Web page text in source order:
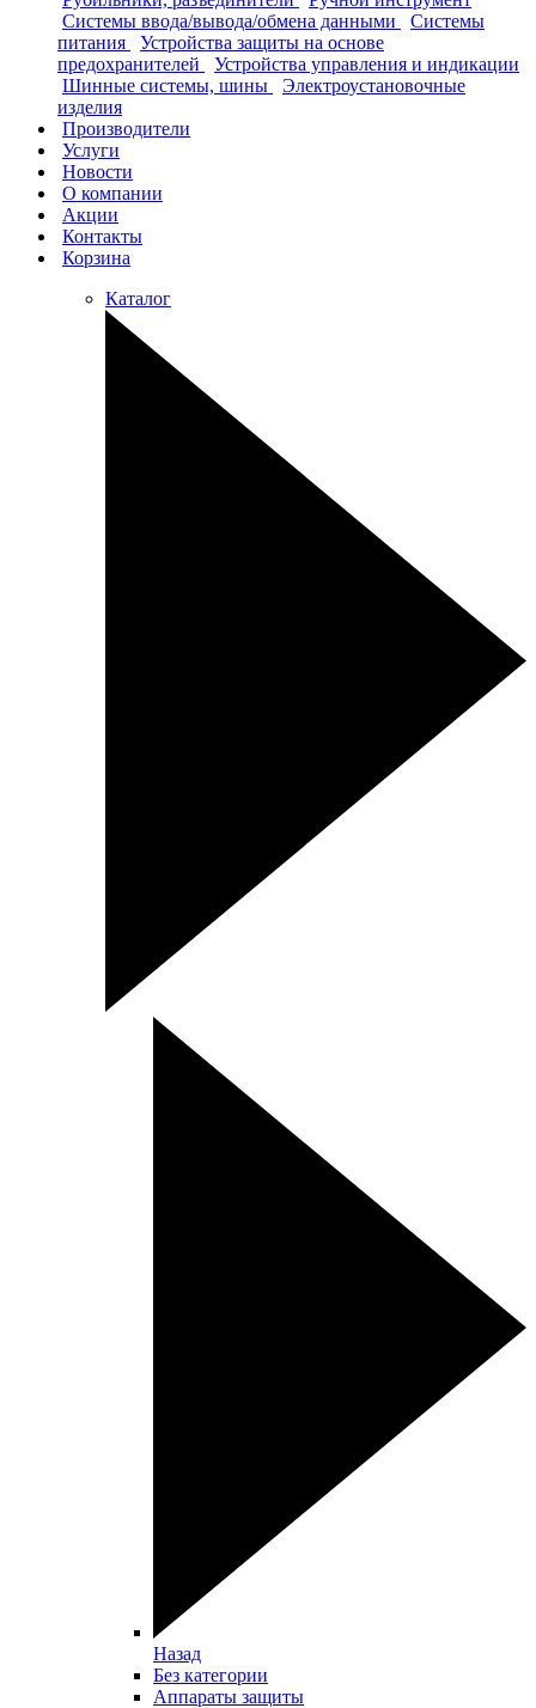
Системы ввода/вывода/обмена данными
Системы
питания
Устройства защиты на основе
предохранителей
Устройства управления и индикации
Шинные системы, шины
Электроустановочные
изделия
Производители
Услуги
Новости
О компании
Акции
Контакты
Корзина
Каталог
Назад
Без категории
Аппараты защиты